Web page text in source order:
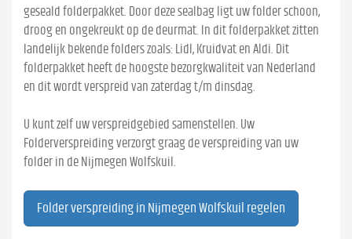
geseald folderpakket. Door deze sealbag ligt uw folder schoon,
droog en ongekreukt op de deurmat. In dit folderpakket zitten
landelijk bekende folders zoals: Lidl, Kruidvat en Aldi. Dit
folderpakket heeft de hoogste bezorgkwaliteit van Nederland
en dit wordt verspreid van zaterdag t/m dinsdag.
U kunt zelf uw verspreidgebied samenstellen. Uw
Folderverspreiding verzorgt graag de verspreiding van uw
folder in de Nijmegen Wolfskuil.
Folder verspreiding in Nijmegen Wolfskuil regelen